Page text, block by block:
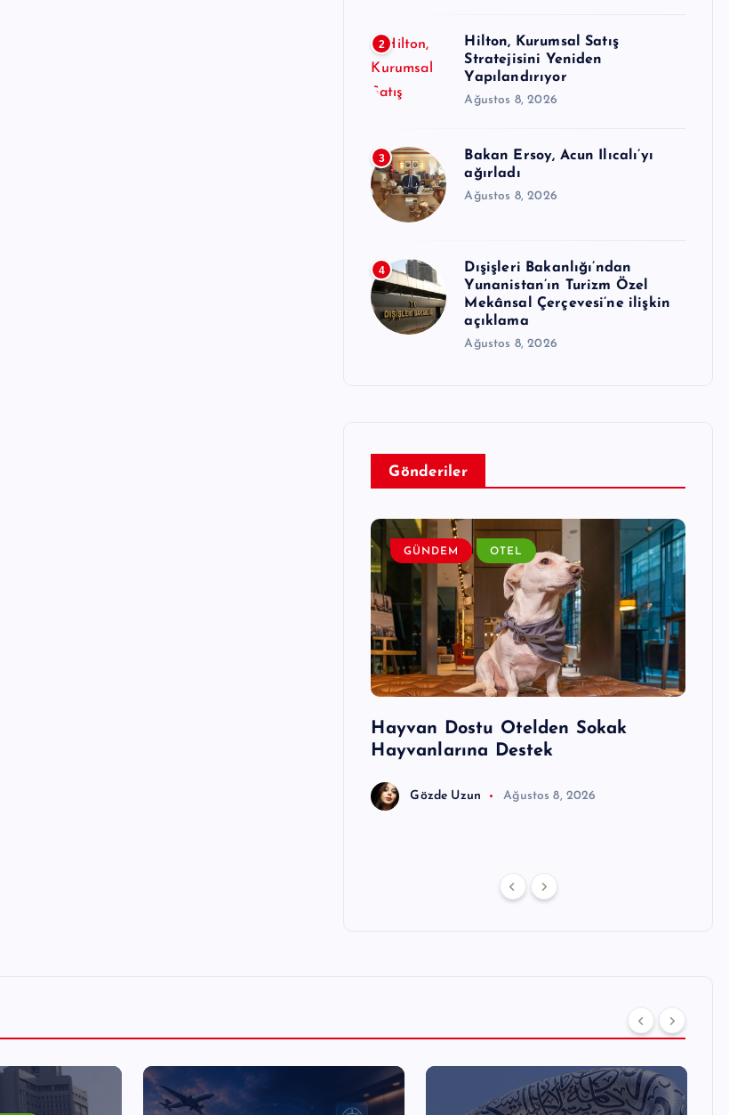
2
Hilton, Kurumsal Satış
Stratejisini Yeniden
Yapılandırıyor
Ağustos 8, 2026
3
Bakan Ersoy, Acun Ilıcalı’yı
ağırladı
Ağustos 8, 2026
4
Dışişleri Bakanlığı’ndan
Yunanistan’ın Turizm Özel
Mekânsal Çerçevesi’ne ilişkin
açıklama
Ağustos 8, 2026
Gönderiler
GÜNDEM OTEL
Hayvan Dostu Otelden Sokak
Hayvanlarına Destek
Gözde Uzun Ağustos 8, 2026